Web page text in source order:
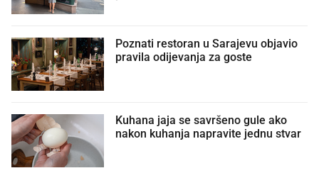
Poznati restoran u Sarajevu objavio
pravila odijevanja za goste
Kuhana jaja se savršeno gule ako
nakon kuhanja napravite jednu stvar